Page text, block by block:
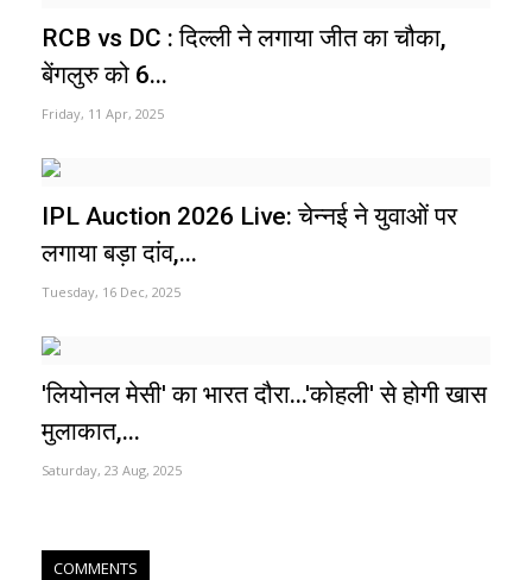
RCB vs DC : दिल्ली ने लगाया जीत का चौका,
बेंगलुरु को 6...
Friday, 11 Apr, 2025
IPL Auction 2026 Live: चेन्नई ने युवाओं पर
लगाया बड़ा दांव,...
Tuesday, 16 Dec, 2025
'लियोनल मेसी' का भारत दौरा...'कोहली' से होगी खास
मुलाकात,...
Saturday, 23 Aug, 2025
COMMENTS